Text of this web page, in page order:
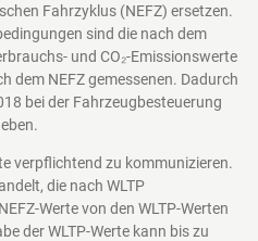
Fahrzyklus (NEFZ) ersetzen.
sind die nach dem
und CO₂-Emissionswerte
dem NEFZ gemessenen. Dadurch
bei der Fahrzeugbesteuerung
verpflichtend zu kommunizieren.
die nach WLTP
Werte von den WLTP-Werten
der WLTP-Werte kann bis zu